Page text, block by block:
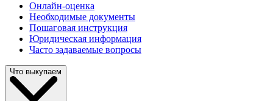
Онлайн-оценка
Необходимые документы
Пошаговая инструкция
Юридическая информация
Часто задаваемые вопросы
Что выкупаем